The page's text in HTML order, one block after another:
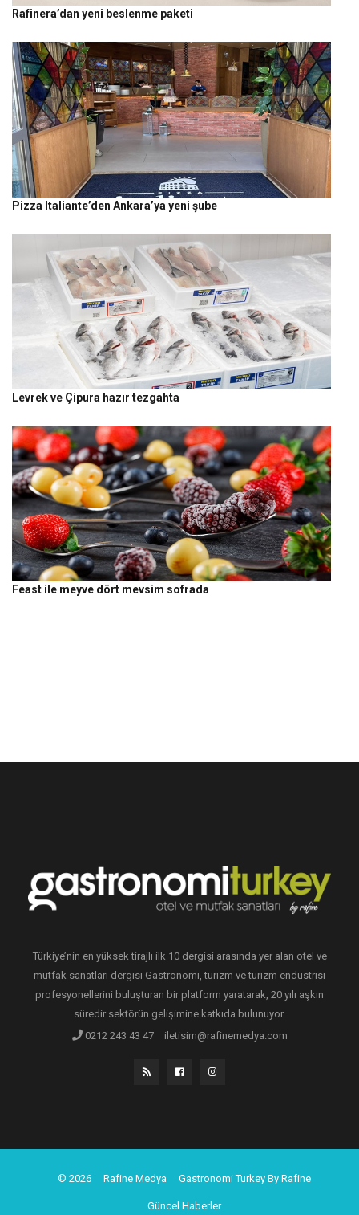
Rafinera’dan yeni beslenme paketi
Pizza Italiante’den Ankara’ya yeni şube
Levrek ve Çipura hazır tezgahta
Feast ile meyve dört mevsim sofrada
Türkiye’nin en yüksek tirajlı ilk 10 dergisi arasında yer alan otel ve
mutfak sanatları dergisi Gastronomi, turizm ve turizm endüstrisi
profesyonellerini buluşturan bir platform yaratarak, 20 yılı aşkın
süredir sektörün gelişimine katkıda bulunuyor.
0212 243 43 47
iletisim@rafinemedya.com
© 2026 Rafine Medya Gastronomi Turkey By Rafine
Güncel Haberler